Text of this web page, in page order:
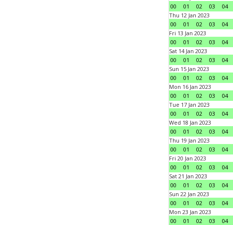
00
01 02 03 04
Thu 12 Jan 2023
00
01 02 03 04
Fri 13 Jan 2023
00
01 02 03 04
Sat 14 Jan 2023
00
01 02 03 04
Sun 15 Jan 2023
00
01 02 03 04
Mon 16 Jan 2023
00
01 02 03 04
Tue 17 Jan 2023
00
01 02 03 04
Wed 18 Jan 2023
00
01 02 03 04
Thu 19 Jan 2023
00
01 02 03 04
Fri 20 Jan 2023
00
01 02 03 04
Sat 21 Jan 2023
00
01 02 03 04
Sun 22 Jan 2023
00
01 02 03 04
Mon 23 Jan 2023
00
01 02 03 04